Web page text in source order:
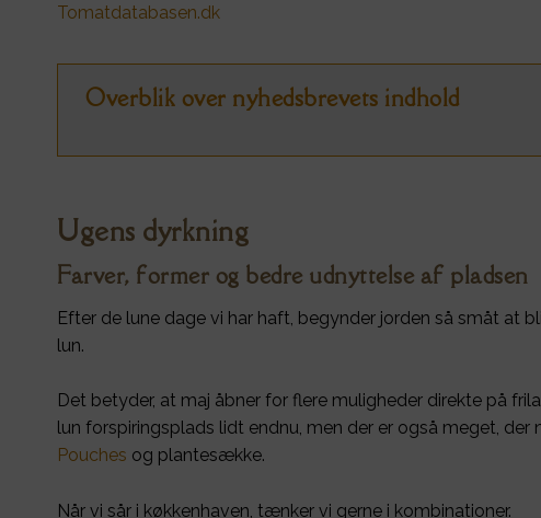
Tomatdatabasen.dk
Overblik over nyhedsbrevets indhold
Ugens dyrkning
Farver, former og bedre udnyttelse af pladsen
Efter de lune dage vi har haft, begynder jorden så småt at
lun.
Det betyder, at maj åbner for flere muligheder direkte på
lun forspiringsplads lidt endnu, men der er også meget, der
Pouches og plantesække.
Når vi sår i køkkenhaven, tænker vi gerne i kombinationer.